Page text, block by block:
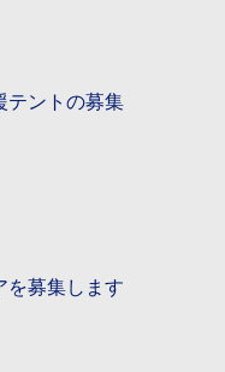
テントの募集
を募集します